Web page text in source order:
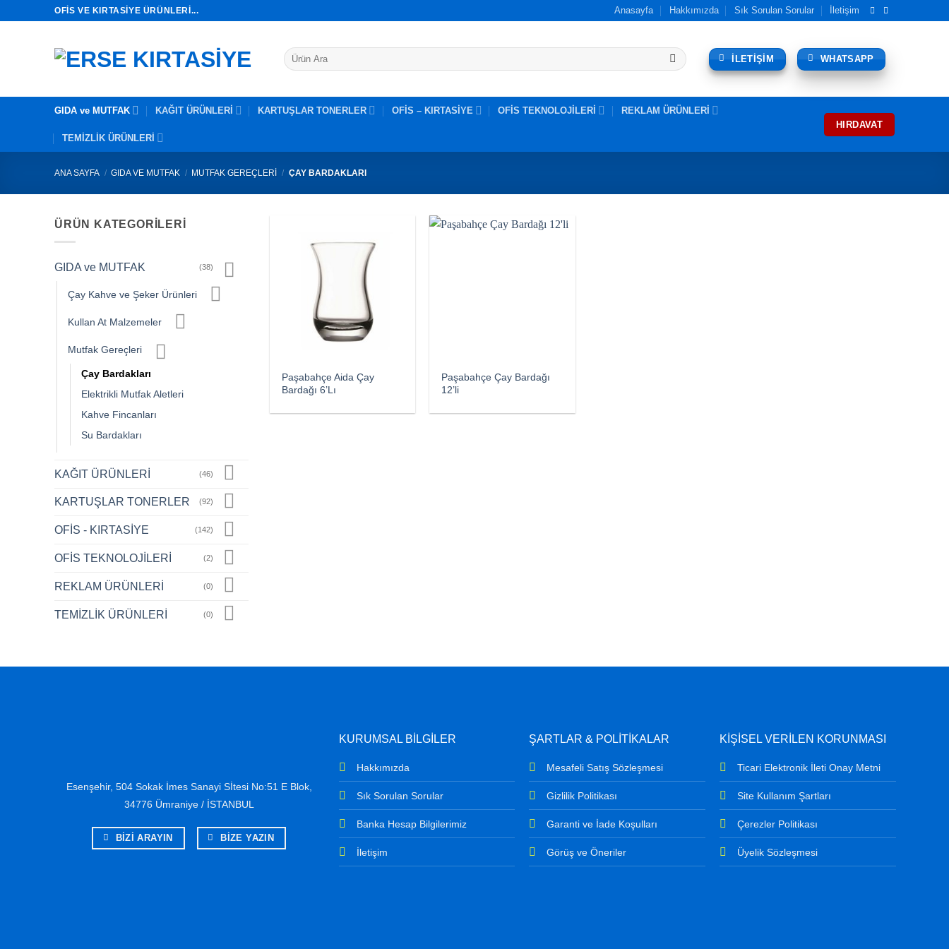
OFIS VE KIRTASIYE ÜRÜNLERI... Anasayfa Hakkımızda Sık Sorulan Sorular İletişim
Ara:
İLETİŞİM WHATSAPP
GIDA ve MUTFAK KAĞIT ÜRÜNLERİ KARTUŞLAR TONERLER OFİS – KIRTASİYE OFİS TEKNOLOJİLERİ REKLAM ÜRÜNLERİ
TEMİZLİK ÜRÜNLERİ
HIRDAVAT
ANA SAYFA / GIDA VE MUTFAK / MUTFAK GEREÇLERI / ÇAY BARDAKLARI
ÜRÜN KATEGORILERI
GIDA ve MUTFAK (38)
Çay Kahve ve Şeker Ürünleri
Kullan At Malzemeler
Mutfak Gereçleri
Çay Bardakları
Elektrikli Mutfak Aletleri
Kahve Fincanları
Su Bardakları
KAĞIT ÜRÜNLERİ (46)
KARTUŞLAR TONERLER (92)
OFİS - KIRTASİYE (142)
OFİS TEKNOLOJİLERİ (2)
REKLAM ÜRÜNLERİ (0)
TEMİZLİK ÜRÜNLERİ (0)
Paşabahçe Aida Çay
Bardağı 6’Lı
Paşabahçe Çay Bardağı
12’li
Esenşehir, 504 Sokak İmes Sanayi Sİtesi No:51 E Blok,
34776 Ümraniye / İSTANBUL
BİZİ ARAYIN BİZE YAZIN
KURUMSAL BİLGİLER
Hakkımızda
Sık Sorulan Sorular
Banka Hesap Bilgilerimiz
İletişim
ŞARTLAR & POLİTİKALAR
Mesafeli Satış Sözleşmesi
Gizlilik Politikası
Garanti ve İade Koşulları
Görüş ve Öneriler
KİŞİSEL VERİLEN KORUNMASI
Ticari Elektronik İleti Onay Metni
Site Kullanım Şartları
Çerezler Politikası
Üyelik Sözleşmesi